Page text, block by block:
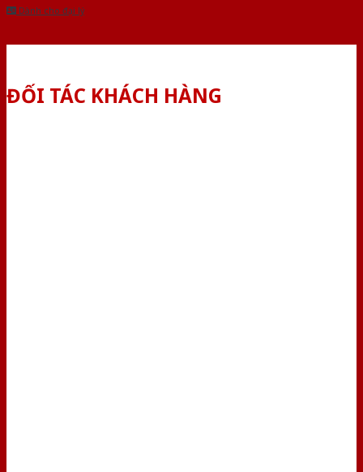
Dành cho đại lý
ĐỐI TÁC KHÁCH HÀNG